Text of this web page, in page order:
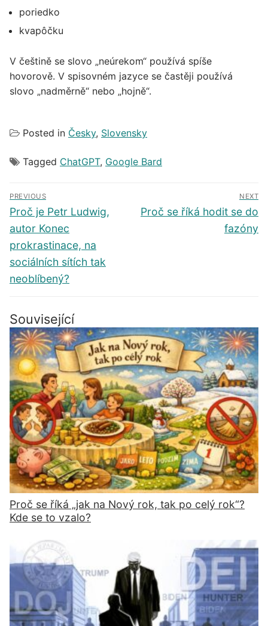
poriedko
kvapôčku
V češtině se slovo „neúrekom“ používá spíše
hovorově. V spisovném jazyce se častěji používá
slovo „nadměrně“ nebo „hojně“.
Posted in Česky, Slovensky
Tagged ChatGPT, Google Bard
Navigace
pro
příspěvek
PREVIOUS
Předchozí
příspěvek
Proč je Petr Ludwig,
autor Konec
prokrastinace, na
sociálních sítích tak
neoblíbený?
NEXT
Další
Proč se říká hodit se do
fazóny
Související
Proč se říká „jak na Nový rok, tak po celý rok“?
Kde se to vzalo?